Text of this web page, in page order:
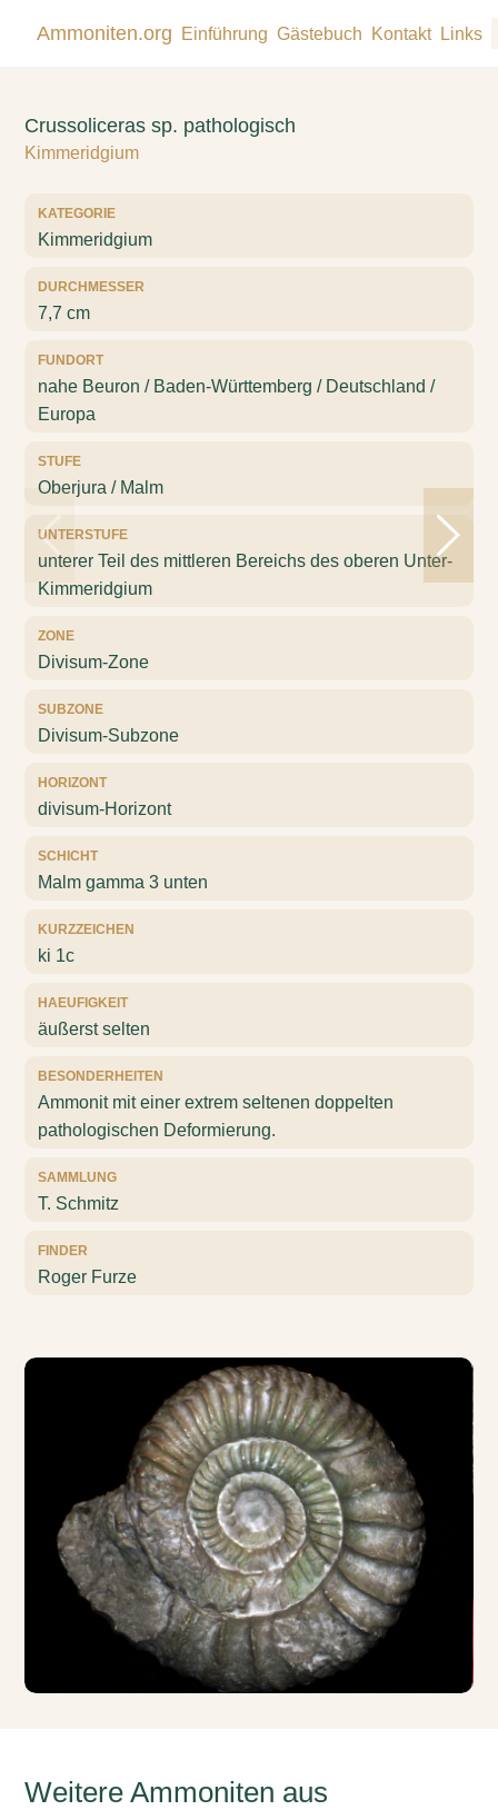
Ammoniten.org Einführung Gästebuch Kontakt Links
Crussoliceras sp. pathologisch
Kimmeridgium
KATEGORIE
Kimmeridgium
DURCHMESSER
7,7 cm
FUNDORT
nahe Beuron / Baden-Württemberg / Deutschland /
Europa
STUFE
Oberjura / Malm
UNTERSTUFE
unterer Teil des mittleren Bereichs des oberen Unter-
Kimmeridgium
ZONE
Divisum-Zone
SUBZONE
Divisum-Subzone
HORIZONT
divisum-Horizont
SCHICHT
Malm gamma 3 unten
KURZZEICHEN
ki 1c
HAEUFIGKEIT
äußerst selten
BESONDERHEITEN
Ammonit mit einer extrem seltenen doppelten
pathologischen Deformierung.
SAMMLUNG
T. Schmitz
FINDER
Roger Furze
Weitere Ammoniten aus